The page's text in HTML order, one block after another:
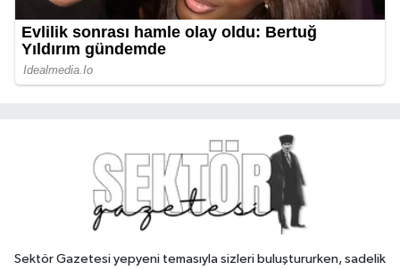
Sektör Gazetesi yepyeni temasıyla sizleri buluştururken, sadelik